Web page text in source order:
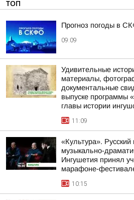
ТОП
Прогноз погоды в
09:09
Удивительные
материалы,
документальные
выпуске программы
главы истории
11:09
«Культура». Русский
музыкально-
Ингушетия принял
марафоне-
10:15